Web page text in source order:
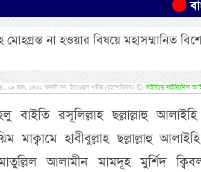
না হওয়ার বিষয়ে মহাসম্মানিত
০৮ মাঘ, ১৪৩২ ফসলী সন, ইয়াওমুল খমীছ (বৃহস্পতিবার) সাইয়্যিদু সাইয়্যিদিল
বাইতি রসূলিল্লাহ ছল্লাল্লাহু
মাক্বামে হাবীবুল্লাহ ছল্লাল্লাহু
আলামীন মামদূহ মুর্শিদ